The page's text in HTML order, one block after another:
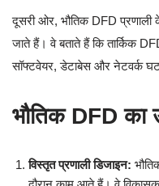
दूसरी ओर, भौतिक DFD प्रणाली
जाते हैं। वे बताते हैं कि तार्किक
सॉफ्टवेयर, डेटाबेस और नेटवर्क
भौतिक DFD का
विस्तृत प्रणाली डिजाइन: